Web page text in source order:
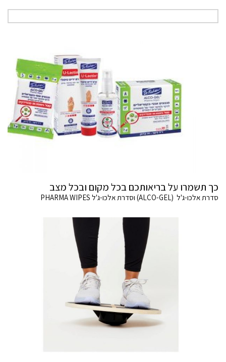
כך תשמרו על בריאותכם בכל מקום ובכל מצב
סדרת אלכו-ג'ל (ALCO-GEL) וסדרת אלכו-ג'ל PHARMA WIPES